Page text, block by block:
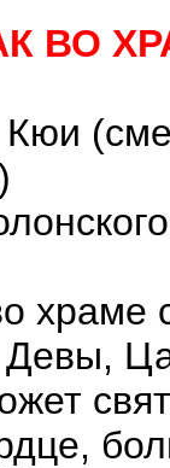
ВО
храме